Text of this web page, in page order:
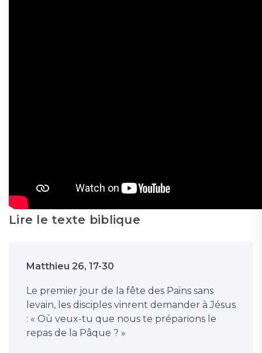
Lire le texte biblique
Matthieu 26, 17-30
Le premier jour de la fête des Pains sans
levain, les disciples vinrent demander à Jésus
: « Où veux-tu que nous te préparions le
repas de la Pâque ? »